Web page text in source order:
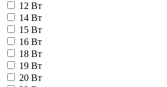
12 Вт
14 Вт
15 Вт
16 Вт
18 Вт
19 Вт
20 Вт